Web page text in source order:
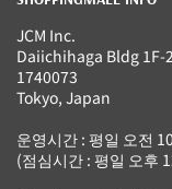
JCM Inc.
Daiichihaga Bldg
1740073
Tokyo, Japan
운영시간 : 평일 오전
(점심시간 : 평일 오후